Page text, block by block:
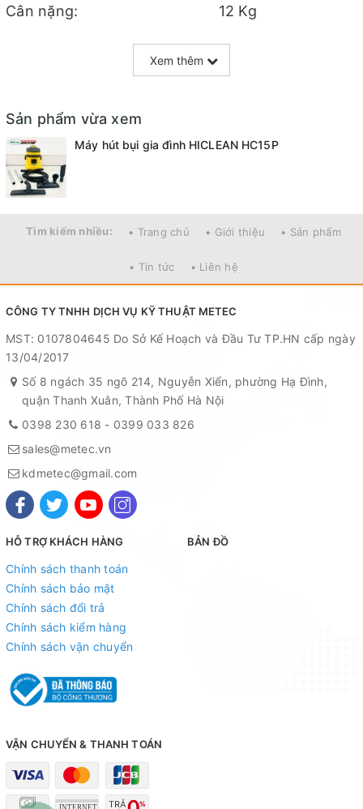
Cân nặng: 12 Kg
Chức năng: hút khô / hút nước và các bụi
Motor: Italy 100% lõi đồng
Máy hút bụi đã trở thành thiết bị không thể thiếu
trong mọi gia đình hiện nay.
Nó không chỉ giúp bạn làm sạch bụi bẩn một
không gian sống của bạn trở nên sạch sẽ, thông
thoáng hơn. Trong bài viết này, chúng tôi sẽ giới
thiệu đến bạn một sản phẩm đáng để sở hữu cho
gia đình của bạn, đó chính là Máy hút bụi gia đình
HICLEAN HC15P.
Nếu bạn đang tìm kiếm một chiếc máy hút bụi đa
năng, HICLEAN HC15P là một lựa chọn tuyệt vời.
Với công suất 1500W và lưu lượng khí 90L/S, máy
Xem thêm
Sản phẩm vừa xem
Máy hút bụi gia đình HICLEAN HC15P
Tìm kiếm nhiều: • Trang chủ • Giới thiệu • Sản phẩm
• Tin tức • Liên hệ
CÔNG TY TNHH DỊCH VỤ KỸ THUẬT METEC
MST: 0107804645 Do Sở Kế Hoạch và Đầu Tư TP.HN cấp ngày
13/04/2017
Số 8 ngách 35 ngõ 214, Nguyễn Xiển, phường Hạ Đình,
quận Thanh Xuân, Thành Phố Hà Nội
0398 230 618 - 0399 033 826
sales@metec.vn
kdmetec@gmail.com
HỖ TRỢ KHÁCH HÀNG
Chính sách thanh toán
Chính sách bảo mật
Chính sách đổi trả
Chính sách kiểm hàng
Chính sách vận chuyển
BẢN ĐỒ
VẬN CHUYỂN & THANH TOÁN